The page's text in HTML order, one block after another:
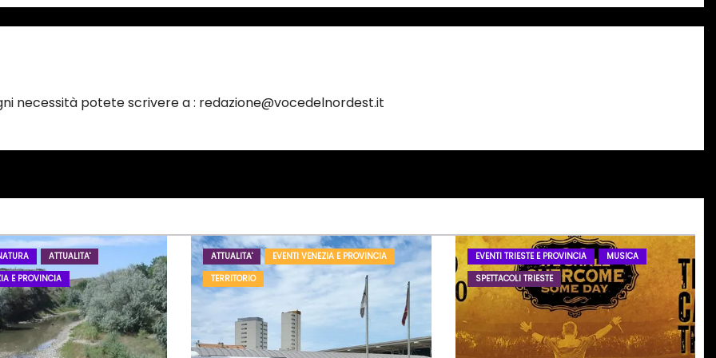
necessità potete scrivere a : redazione@vocedelnordest.it
ATTUALITA'
E PROVINCIA
ATTUALITA'
EVENTI VENEZIA E PROVINCIA
TERRITORIO
EVENTI TRIESTE E PROVINCIA
MUSICA
SPETTACOLI TRIESTE